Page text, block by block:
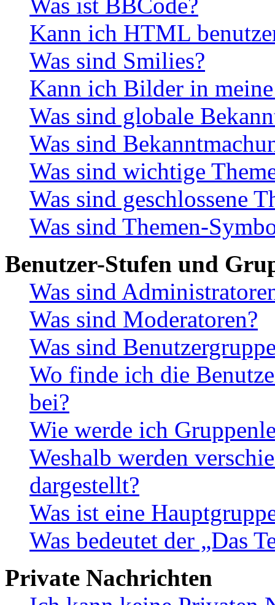
Kann ich HTML
Was sind Smilies?
Kann ich Bilder in
Was sind globale
Was sind
Was sind wichtige
Was sind geschlossene
Was sind Themen-
Benutzer-Stufen und
Was sind
Was sind Moderatoren?
Was sind
Wo finde ich die
bei?
Wie werde ich
Weshalb werden
dargestellt?
Was ist eine
Was bedeutet der „Das
Private Nachrichten